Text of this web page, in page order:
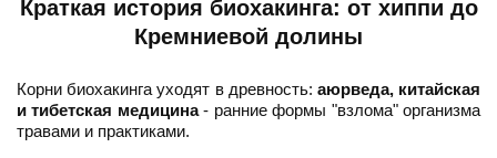
Краткая история биохакинга: от хиппи до
Кремниевой долины
Корни биохакинга уходят в древность: аюрведа, китайская
и тибетская медицина- ранние формы "взлома" организма
травами и практиками.